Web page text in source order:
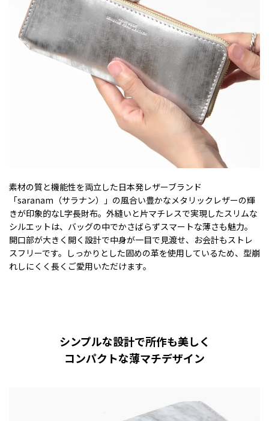
素材の質と機能性を両立した日本発レザーブランド
「saranam（サラナン）」の風合い豊かなメタリックレザーの輝
きが印象的なL字長財布。外縫いと片マチレスで実現したスリムな
シルエットは、バッグの中でかさばらずスマートな薄さも魅力。
開口部が大きく開く設計で中身が一目で見渡せ、お会計もストレ
スフリーです。しっかりとした固めの革を使用しているため、型崩
れしにくく長くご愛用いただけます。
シンプルな設計で所作も美しく
コンパクトな薄マチデザイン